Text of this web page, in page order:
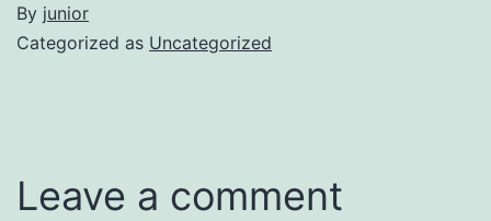
By junior
Categorized as Uncategorized
Leave a comment